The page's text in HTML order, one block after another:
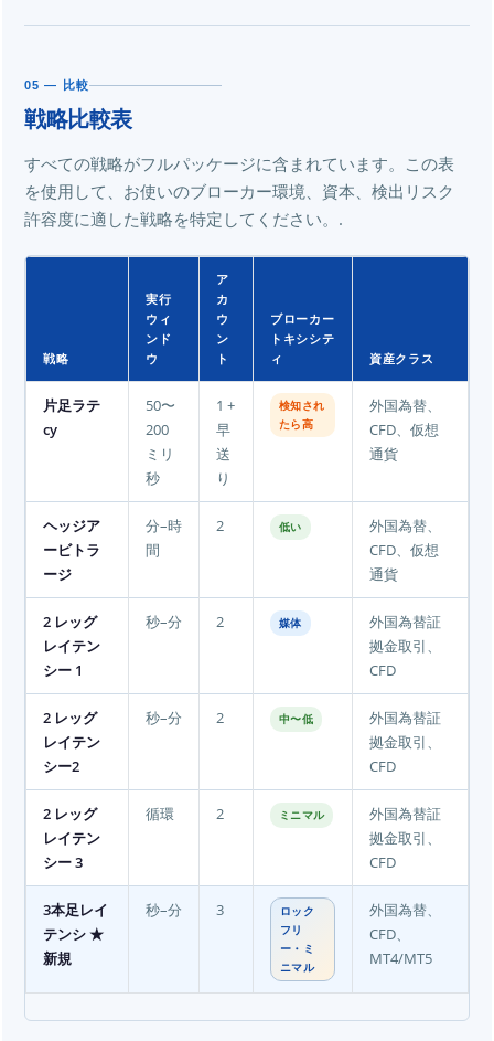
05 — 比較
戦略比較表
すべての戦略がフルパッケージに含まれています。この表
を使用して、お使いのブローカー環境、資本、検出リスク
許容度に適した戦略を特定してください。.
戦略
実行
ウィ
ンド
ウ
ア
カ
ウ
ン
ト
ブローカー
トキシシテ
ィ
資産クラス
片足ラテ
cy
50〜
200
ミリ
秒
1 +
早
送
り
検知され
たら高
外国為替、
CFD、仮想
通貨
ヘッジア
ービトラ
ージ
分–時
間
2 低い
外国為替、
CFD、仮想
通貨
2 レッグ
レイテン
シー 1
秒–分 2 媒体
外国為替証
拠金取引、
CFD
2 レッグ
レイテン
シー2
秒–分 2 中〜低
外国為替証
拠金取引、
CFD
2 レッグ
レイテン
シー 3
循環 2 ミニマル
外国為替証
拠金取引、
CFD
3本足レイ
テンシ ★
新規
秒–分 3
ロック
フリ
ー・ミ
ニマル
外国為替、
CFD、
MT4/MT5